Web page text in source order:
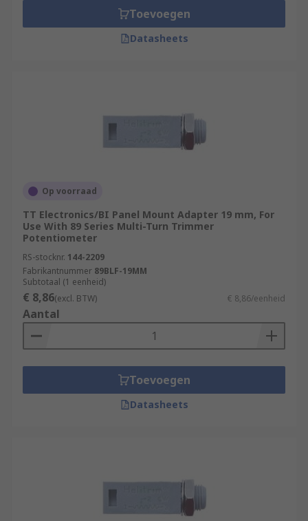
Toevoegen
Datasheets
Op voorraad
TT Electronics/BI Panel Mount Adapter 19 mm, For
Use With 89 Series Multi-Turn Trimmer
Potentiometer
RS-stocknr. 144-2209
Fabrikantnummer 89BLF-19MM
Subtotaal (1 eenheid)
€ 8,86(excl. BTW) € 8,86/eenheid
Aantal
Toevoegen
Datasheets